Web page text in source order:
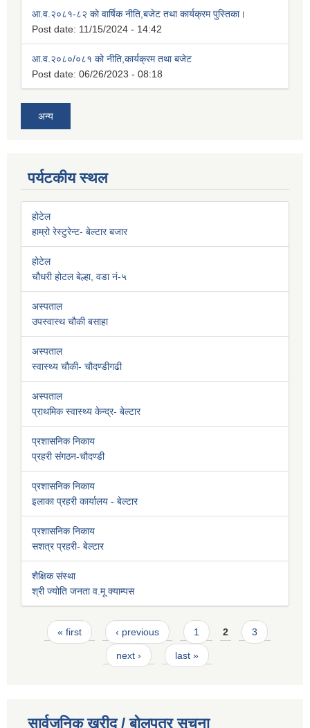
आ.व.२०८१-८२ को वार्षिक नीति,बजेट तथा कार्यक्रम पुस्तिका।
Post date: 11/15/2024 - 14:42
आ.व.२०८०/०८१ को नीति,कार्यक्रम तथा बजेट
Post date: 06/26/2023 - 08:18
अन्य
पर्यटकीय स्थल
होटेल
हाम्रो रेस्टुरेन्ट- बेल्टार बजार
होटेल
चौधरी होटल बेल्हा, वडा नं-५
अस्पताल
उपस्वास्थ चौकी बसाहा
अस्पताल
स्वास्थ्य चौकी- चौदण्डीगढी
अस्पताल
प्राथमिक स्वास्थ्य केन्द्र- बेल्टार
प्रशासनिक निकाय
प्रहरी संगठन-चौदण्डी
प्रशासनिक निकाय
इलाका प्रहरी कार्यालय - बेल्टार
प्रशासनिक निकाय
सशत्र प्रहरी- बेल्टार
शैक्षिक संस्था
श्री ज्योति जनता व.मू क्याम्पस
Pages
« first ‹ previous 1 2 3
next › last »
सार्वजनिक खरीद / बोलपत्र सूचना